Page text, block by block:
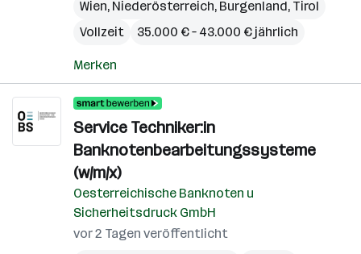
Wien, Niederösterreich, Burgenland, Tirol
Vollzeit
35.000 € – 43.000 € jährlich
Merken
Service Techniker:in
Banknotenbearbeitungssysteme
(w/m/x)
Oesterreichische Banknoten u
Sicherheitsdruck GmbH
vor 2 Tagen veröffentlicht